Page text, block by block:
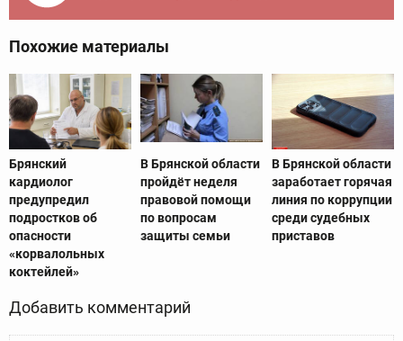
Похожие материалы
Брянский
кардиолог
предупредил
подростков об
опасности
«корвалольных
коктейлей»
В Брянской области
пройдёт неделя
правовой помощи
по вопросам
защиты семьи
В Брянской области
заработает горячая
линия по коррупции
среди судебных
приставов
Добавить комментарий